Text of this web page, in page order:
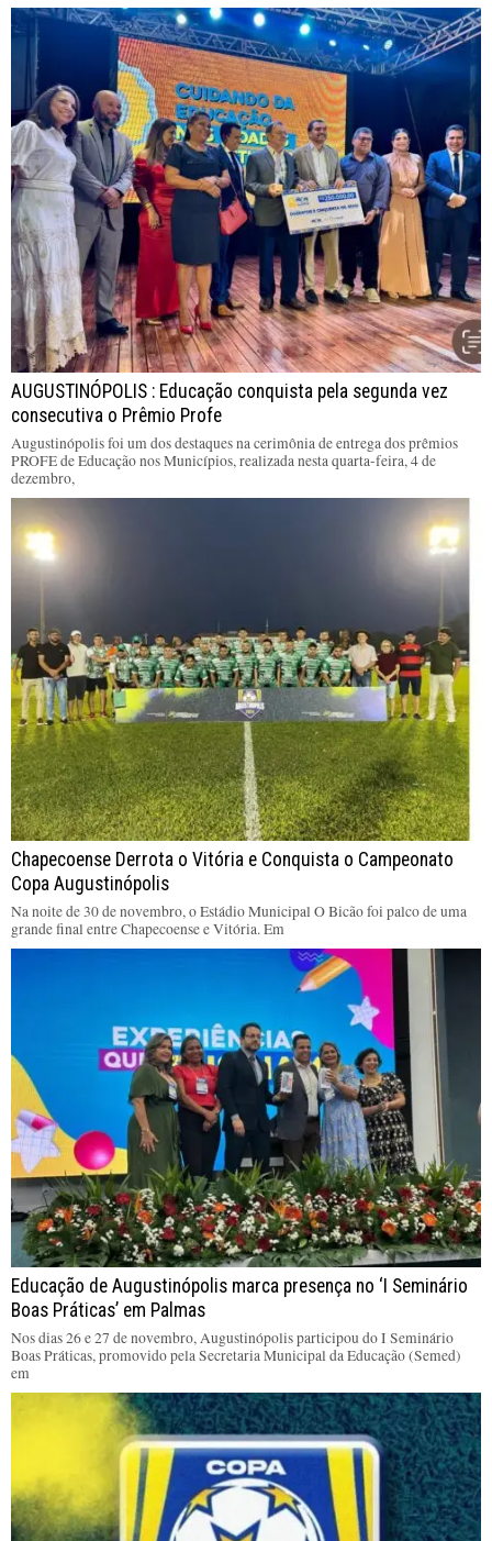
AUGUSTINÓPOLIS : Educação conquista pela segunda vez
consecutiva o Prêmio Profe
Augustinópolis foi um dos destaques na cerimônia de entrega dos prêmios
PROFE de Educação nos Municípios, realizada nesta quarta-feira, 4 de
dezembro,
Chapecoense Derrota o Vitória e Conquista o Campeonato
Copa Augustinópolis
Na noite de 30 de novembro, o Estádio Municipal O Bicão foi palco de uma
grande final entre Chapecoense e Vitória. Em
Educação de Augustinópolis marca presença no ‘I Seminário
Boas Práticas’ em Palmas
Nos dias 26 e 27 de novembro, Augustinópolis participou do I Seminário
Boas Práticas, promovido pela Secretaria Municipal da Educação (Semed)
em